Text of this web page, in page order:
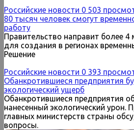
Российские новости 0 503
80 тысяч человек смогут
работу
Правительство направит более
для создания в регионах
Решение
Российские новости 0 393
Обанкротившиеся предприятия
экологический ущерб
Обанкротившиеся предприятия
нанесенный экологический урон.
главных министерств страны
вопросы.